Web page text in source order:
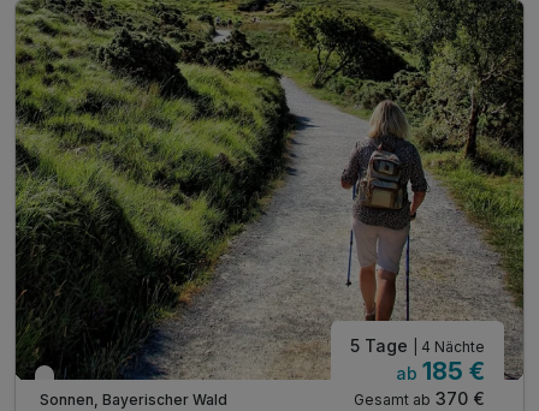
1 x Obstteller auf dem Zimmer
täglich Kaffeekränzchen im Hotel
mit jeweils einem Kaffee und einem Stück Kuchen
1 x Eierlikör zur Begrüßung*
inkl. Gästekarte Wegscheider Land**
inkl. Nutzung des Pool- und Saunabereichs
* alkoholfreie Alternative möglich
Verfügbar bis Dezember
Sonnen, Bayerischer Wald
5 Tage | 4 Nächte
ab 185 €
Gesamt ab 370 €